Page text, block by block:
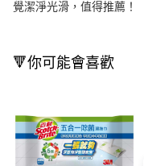
覺潔淨光滑，值得推薦！
🔻你可能會喜歡